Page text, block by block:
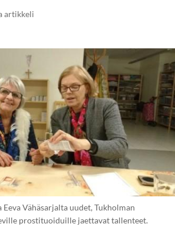
artikkeli
Eeva Vähäsarjalta uudet, Tukholman
prostituoiduille jaettavat tallenteet.